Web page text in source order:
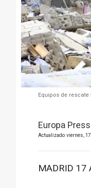
Equipos de
Europa
Actualizado: viernes,
MADRID 17